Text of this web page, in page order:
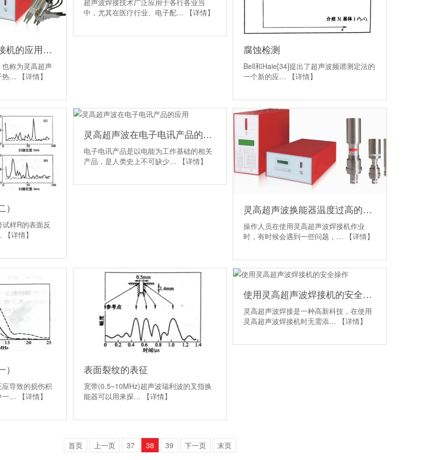
灵高超声波手持焊接机的应用范围
称为灵高超声
热…
【详情】
中，尤其在医疗行业、电子配…
【详情】
腐蚀检测
Bell和Haie[34]提出了超声波频谱测定法的
一个新的应…
【详情】
样R的表面反
【详情】
灵高超声波在电子电讯产品的应用
电子电讯产品是以电能为工作基础的相关
产品，是人类史上不可缺少…
【详情】
灵高超声波换能器温度过高的原因
操作人员在使用灵高超声波焊接机作业
时，有时候会遇到一些问题，…
【详情】
导致的损伤积
一…
【详情】
表面裂纹的表征
宽带(0.5~10MHz)超声波瑞利波的叉指换
能器可以用来探…
【详情】
使用灵高超声波焊接机的安全操作
灵高超声波焊接是一种高新科技，在使用
灵高超声波焊接机时无需添…
【详情】
首页 上一页 37 38 39 下一页 末页